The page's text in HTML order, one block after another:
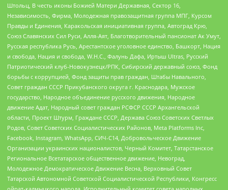
Штольц, В честь иконы Божией Матери Державная, Сектор 16,
Независимость, Фирма, Молодежная правозащитная группа МПГ, Курсом
Правды и Единения, Каракольская инициативная группа, Автоград Крю,
Союз Славянских Сил Руси, Алля-Аят, Благотворительный пансионат Ак Умут,
Русская республика Русь, Арестантское уголовное единство, Башкорт, Нация
и свобода, Нация и свобода, W.H.С., Фалунь Дафа, Иртыш Ultras, Русский
Патриотический клуб-Новокузнецк/РПК, Сибирский державный союз, Фонд
борьбы с коррупцией, Фонд защиты прав граждан, Штабы Навального,
Совет граждан СССР Прикубанского округа г. Краснодара, Мужское
государство, Народное объединение русского движения, Народное
движение Адат, Народный совет граждан РСФСР СССР Архангельской
области, Проект Штурм, Граждане СССР, Держава Союз Советских Светлых
Родов, Совет Советских Социалистических Районов, Meta Platforms Inc,
Facebook, Instagram, WhatsApp, СИЧ-С14, Добровольческое Движение
Организации украинских националистов, Черный Комитет, Татарстанское
Региональное Всетатарское общественное движение, Невоград,
Молодежное Демократическое Движение Весна, Верховный Совет
Татарской Автономной Советской Социалистической Республики, Конгресс